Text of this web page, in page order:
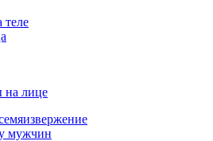
теле
на лице
мужчин